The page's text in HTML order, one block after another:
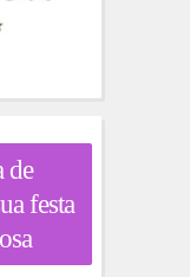
de
festa